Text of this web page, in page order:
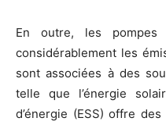
En outre, les pompes
considérablement les
sont associées à des
telle que l’énergie
d’énergie (ESS) offre